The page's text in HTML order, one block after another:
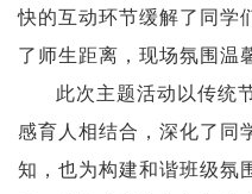
快的互动环节缓解了同学
了师生距离，现场氛围温
此次主题活动以传统
感育人相结合，深化了同
知，也为构建和谐班级氛